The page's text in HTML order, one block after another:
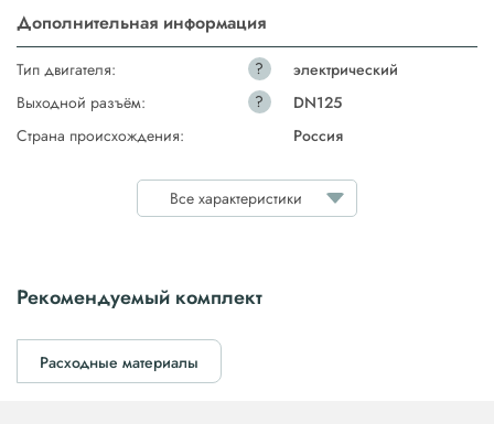
Дополнительная информация
Тип двигателя: ?
электрический
Выходной разъём:
?
DN125
Страна происхождения:
Россия
Все характеристики
Рекомендуемый комплект
Расходные материалы